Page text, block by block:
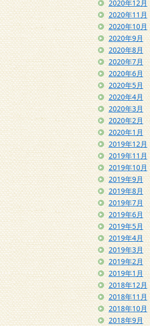
2020年12月
2020年11月
2020年10月
2020年9月
2020年8月
2020年7月
2020年6月
2020年5月
2020年4月
2020年3月
2020年2月
2020年1月
2019年12月
2019年11月
2019年10月
2019年9月
2019年8月
2019年7月
2019年6月
2019年5月
2019年4月
2019年3月
2019年2月
2019年1月
2018年12月
2018年11月
2018年10月
2018年9月